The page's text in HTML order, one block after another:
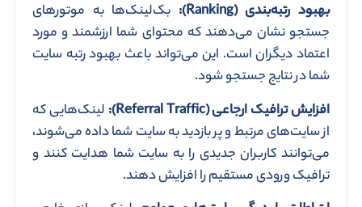
بهبود رتبه‌بندی(Ranking)
: بک‌لینک‌ها به موتورهای
جستجو نشان می‌دهند که محتوای شما ارزشمند و مورد
اعتماد دیگران است. این می‌تواند باعث بهبود رتبه سایت
شما در نتایج جستجو شود.
افزایش ترافیک ارجاعی(Referral Traffic)
: لینک‌هایی که
از سایت‌های مرتبط و پر بازدید به سایت شما داده می‌شوند،
می‌توانند کاربران جدیدی را به سایت شما هدایت کنند و
ترافیک ورودی مستقیم را افزایش دهند.